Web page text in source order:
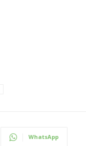
WhatsApp